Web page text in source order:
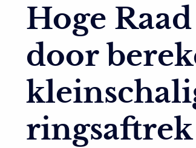
Hoge
door
ringsaftrek